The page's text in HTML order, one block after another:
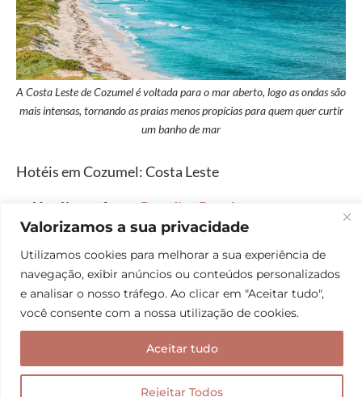
Valorizamos a sua privacidade
Utilizamos cookies para melhorar a sua experiência de
navegação, exibir anúncios ou conteúdos personalizados
e analisar o nosso tráfego. Ao clicar em "Aceitar tudo",
você consente com a nossa utilização de cookies.
Rejeitar Todos
Aceitar tudo
A Costa Leste de Cozumel é voltada para o mar aberto, logo as ondas são
mais intensas, tornando as praias menos propícias para quem quer curtir
um banho de mar
Hotéis em Cozumel: Costa Leste
Hotéis conforto Paradise Ranch
Hotéis econômicos :Aldea Isla Sagrada
5. Perto do terminal de cruzeiros
Por fim, a região do terminal de cruzeiros é
interessante pois fica próxima ao Centro de San
Miguel de Cozumel. Com isso, você não precisa se
deslocar muito. Vale ressaltar que essa região não